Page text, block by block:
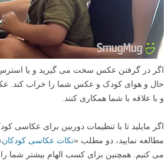
اگر در گرفتن عکس سخت می گیرید و یا استرس
حال و هوای کودک و عکس شما را خراب کند.
و با علاقه با شما همکاری کنند.
اگر مایلید تا با تنظیمات دوربین برای عکاسی
مطالعه نمایید، دو مطلب «نکات عکاسی کودکان
می کنیم. همچنین برای کسب الهام بیشتر شما